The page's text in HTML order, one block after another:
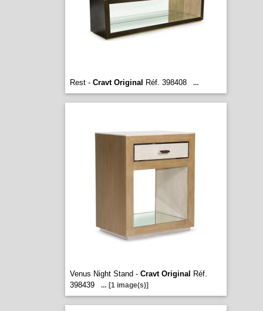
Rest - Cravt Original Réf. 398408 ...
Venus Night Stand - Cravt Original Réf.
398439
... [1 image(s)]